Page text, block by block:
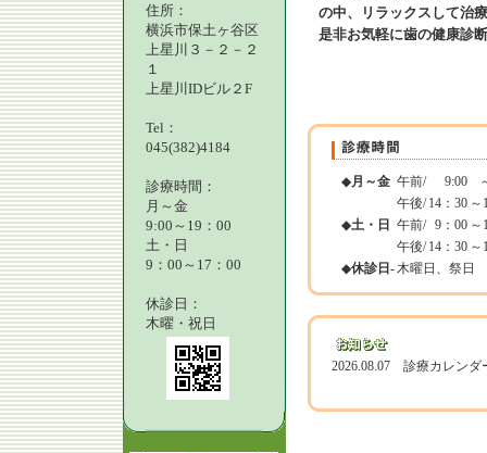
住所：
横浜市保土ヶ谷区
上星川３－２－２
１
上星川IDビル２F
Tel：
045(382)4184
診療時間：
月～金
9:00～19：00
土・日
9：00～17：00
休診日：
木曜・祝日
の中、リラックスして治
是非お気軽に歯の健康診
◆月～金 午前/ 9:00
午後/ 14：30 ～
◆土・日 午前/ 9：00 ～
午後/ 14：30 ～
◆休診日-木曜日、祭日
2026.08.07 診療カレンダ